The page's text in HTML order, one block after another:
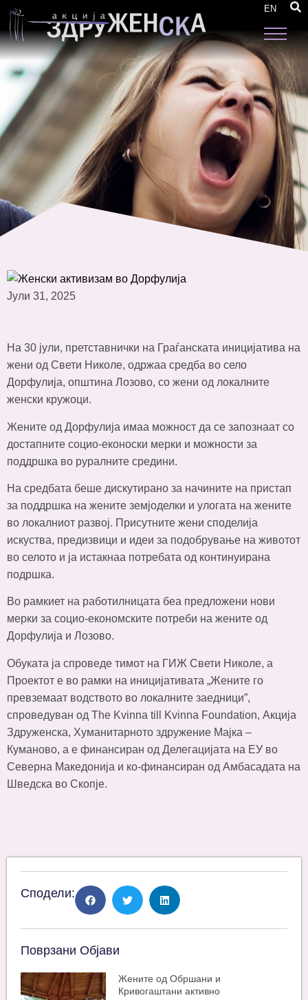
EN
поддршка на жените
Јули 31, 2025
На 30 јули, претставнички на Граѓанската иницијатива на
жени од Свети Николе, одржаа средба во село
Дорфулија, општина Лозово, со жени од локалните
женски кружоци.
Жените од Дорфулија имаа можност да се запознаат со
достапните социо-еконоски мерки и можности за
поддршка во руралните средини.
На средбата беше дискутирано за начините на пристап
за поддршка на жените земјоделки и улогата на жените
во локалниот развој. Присутните жени споделија
искуства, предизвици и идеи за подобрување на животот
во селото и ја истакнаа потребата од континуирана
подршка.
Во рамкиет на работилницата беа предложени нови
мерки за социо-економските потреби на жените од
Дорфулија и Лозово.
Обуката ја спроведе тимот на ГИЖ Свети Николе, а
Проектот е во рамки на иницијативата „Жените го
превземаат водството во локалните заедници”,
спроведуван од The Kvinna till Kvinna Foundation, Акција
Здруженска, Хуманитарното здружение Мајка –
Куманово, а е финансиран од Делегацијата на ЕУ во
Северна Македонија и ко-финансиран од Амбасадата на
Шведска во Скопје.
Сподели:
Поврзани Објави
Жените од Обршани и
Кривогаштани активно